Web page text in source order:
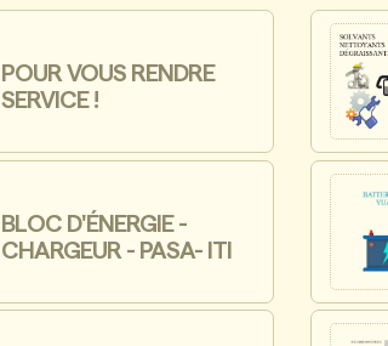
POUR VOUS RENDRE
SERVICE !
BLOC D'ÉNERGIE -
CHARGEUR - PASA- ITI